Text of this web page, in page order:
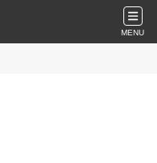
MENU